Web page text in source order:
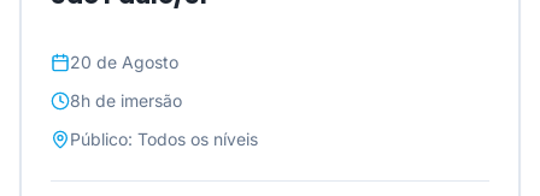
20 de Agosto
8h de imersão
Público: Todos os níveis